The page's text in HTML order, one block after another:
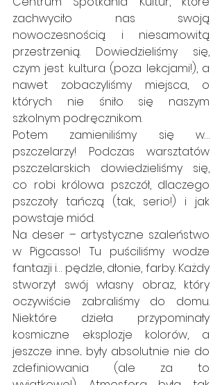
zachwyciło nas swoją
nowoczesnością i niesamowitą
przestrzenią. Dowiedzieliśmy się,
czym jest kultura (poza lekcjami!), a
nawet zobaczyliśmy miejsca, o
których nie śniło się naszym
szkolnym podręcznikom.
Potem zamieniliśmy się w…
pszczelarzy! Podczas warsztatów
pszczelarskich dowiedzieliśmy się,
co robi królowa pszczół, dlaczego
pszczoły tańczą (tak, serio!) i jak
powstaje miód.
Na deser – artystyczne szaleństwo
w Pigcasso! Tu puściliśmy wodze
fantazji i… pędzle, dłonie, farby. Każdy
stworzył swój własny obraz, który
oczywiście zabraliśmy do domu.
Niektóre dzieła przypominały
kosmiczne eksplozje kolorów, a
jeszcze inne... były absolutnie nie do
zdefiniowania (ale za to